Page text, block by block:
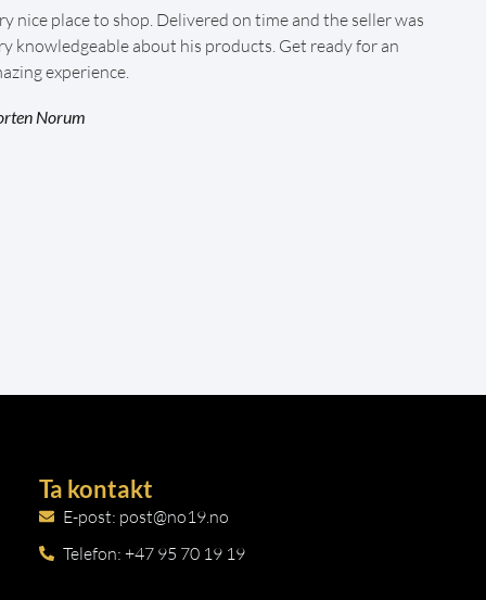
nice place to shop. Delivered on time and the seller was
knowledgeable about his products. Get ready for an
experience.
Norum
Ta kontakt
E-post: post@no19.no
Telefon: +47 95 70 19 19